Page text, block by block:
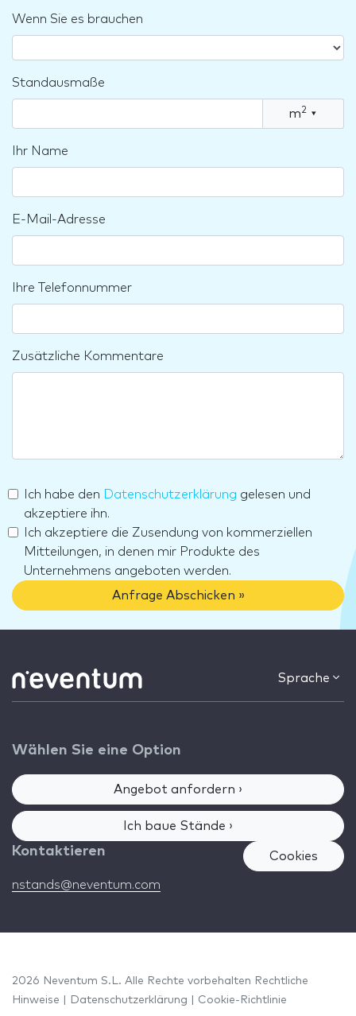
Wenn Sie es brauchen
Standausmaße
m2 ▾
Ihr Name
E-Mail-Adresse
Ihre Telefonnummer
Zusätzliche Kommentare
Ich habe den Datenschutzerklärung gelesen und
akzeptiere ihn.
Ich akzeptiere die Zusendung von kommerziellen
Mitteilungen, in denen mir Produkte des
Unternehmens angeboten werden.
Anfrage Abschicken »
Sprache
Wählen Sie eine Option
Angebot anfordern ›
Ich baue Stände ›
Kontaktieren
nstands@neventum.com
Cookies
2026 Neventum S.L. Alle Rechte vorbehalten Rechtliche
Hinweise
Datenschutzerklärung Cookie-Richtlinie